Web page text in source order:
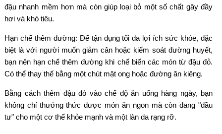
đậu nhanh mềm hơn mà còn giúp loại bỏ một số chất gây đầy
hơi và khó tiêu.
Hạn chế thêm đường: Để tận dụng tối đa lợi ích sức khỏe, đặc
biệt là với người muốn giảm cân hoặc kiểm soát đường huyết,
bạn nên hạn chế thêm đường khi chế biến các món từ đậu đỏ.
Có thể thay thế bằng một chút mật ong hoặc đường ăn kiêng.
Bằng cách thêm đậu đỏ vào chế độ ăn uống hàng ngày, bạn
không chỉ thưởng thức được món ăn ngon mà còn đang "đầu
tư" cho một cơ thể khỏe mạnh và một làn da rạng rỡ.